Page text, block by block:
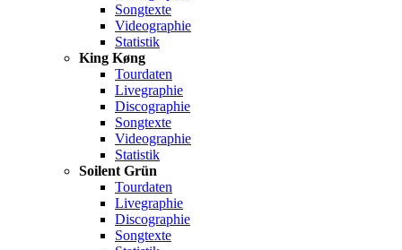
Songtexte
Videographie
Statistik
King Køng
Tourdaten
Livegraphie
Discographie
Songtexte
Videographie
Statistik
Soilent Grün
Tourdaten
Livegraphie
Discographie
Songtexte